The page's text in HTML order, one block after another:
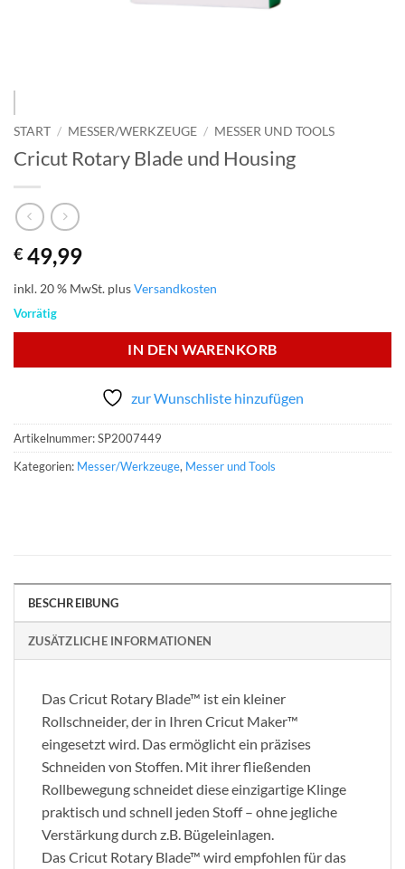
START / MESSER/WERKZEUGE / MESSER UND TOOLS
Cricut Rotary Blade und Housing
€ 49,99
inkl. 20 % MwSt. plusVersandkosten
Vorrätig
IN DEN WARENKORB
zur Wunschliste hinzufügen
Artikelnummer:SP2007449
Kategorien: Messer/Werkzeuge, Messer und Tools
BESCHREIBUNG
ZUSÄTZLICHE INFORMATIONEN
Das Cricut Rotary Blade™ ist ein kleiner
Rollschneider, der in Ihren Cricut Maker™
eingesetzt wird. Das ermöglicht ein präzises
Schneiden von Stoffen. Mit ihrer fließenden
Rollbewegung schneidet diese einzigartige Klinge
praktisch und schnell jeden Stoff – ohne jegliche
Verstärkung durch z.B. Bügeleinlagen.
Das Cricut Rotary Blade™ wird empfohlen für das